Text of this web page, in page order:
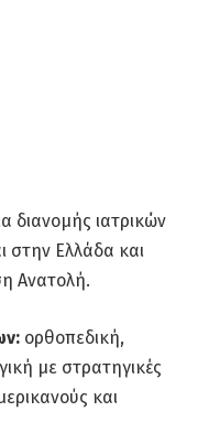
διανομής ιατρικών
στην Ελλάδα και
Ανατολή.
ορθοπεδική,
με στρατηγικές
και